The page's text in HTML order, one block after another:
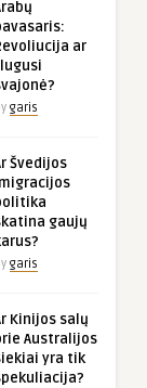
ar
garis
Švedijos
gaujų
garis
Kinijos salų
Australijos
yra tik